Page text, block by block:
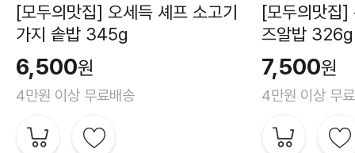
[모두의맛집] 오세득 셰프 소고기
가지 솥밥 345g
6,500원
4만원 이상 무료배송
[모두의맛집]
즈알밥 326g
7,500원
4만원 이상 무